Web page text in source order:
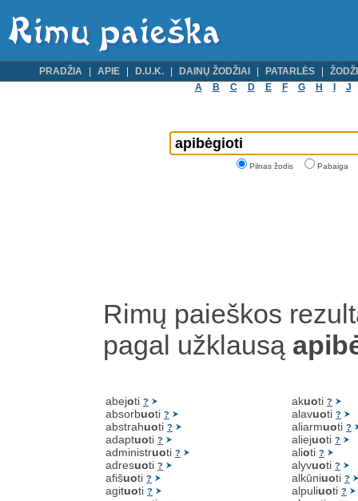
PRADŽIA APIE D.U.K. DAINŲ ŽODŽIAI PATARLĖS
A
B C D E F G H J
Pilnas žodis Pabaiga
Rimų paieškos
pagal užklausą
abejoti ?
absorbuoti ?
abstrahuoti ?
adaptuoti ?
administruoti ?
adresuoti ?
afišuoti ?
agituoti ?
akuoti ?
alavuoti ?
aliarmuoti ?
aliejuoti ?
alioti ?
alyvuoti ?
alkūniuoti ?
alpuliuoti ?